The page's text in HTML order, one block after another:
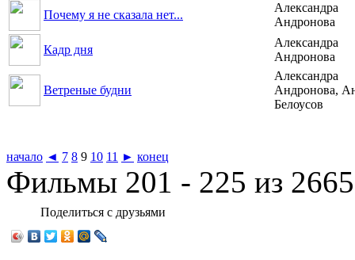
Почему я не сказала нет...
Александра
Андронова
Кадр дня
Александра
Андронова
Ветреные будни
Александра
Андронова,
Белоусов
начало ◄ 7 8 9 10 11 ► конец
Фильмы 201 - 225 из 2665
Поделиться с друзьями